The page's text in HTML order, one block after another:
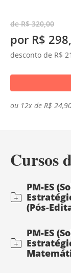
de R$ 320,00
por R$
desconto de R$
ou 12x de R$
Cursos
PM-ES
(Pós-
PM-ES